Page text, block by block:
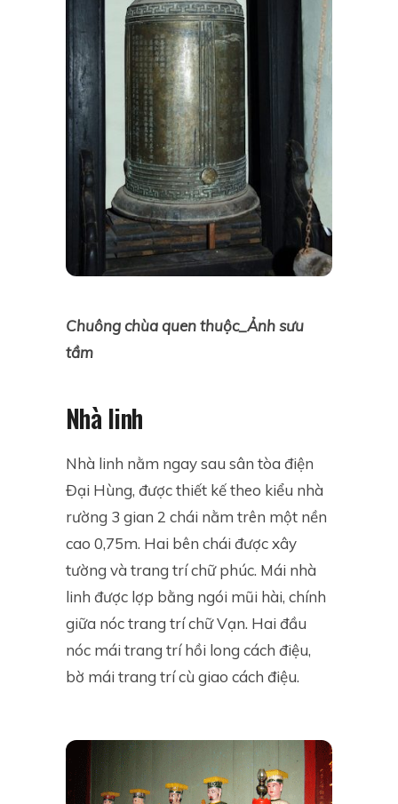
Chuông chùa quen thuộc_Ảnh sưu
tầm
Nhà linh
Nhà linh nằm ngay sau sân tòa điện
Đại Hùng, được thiết kế theo kiểu nhà
rường 3 gian 2 chái nằm trên một nền
cao 0,75m. Hai bên chái được xây
tường và trang trí chữ phúc. Mái nhà
linh được lợp bằng ngói mũi hài, chính
giữa nóc trang trí chữ Vạn. Hai đầu
nóc mái trang trí hồi long cách điệu,
bờ mái trang trí cù giao cách điệu.